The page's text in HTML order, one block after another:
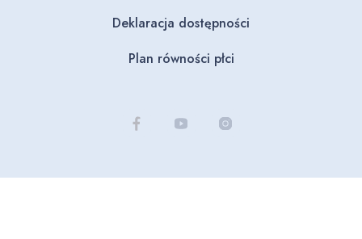
Deklaracja dostępności
Plan równości płci